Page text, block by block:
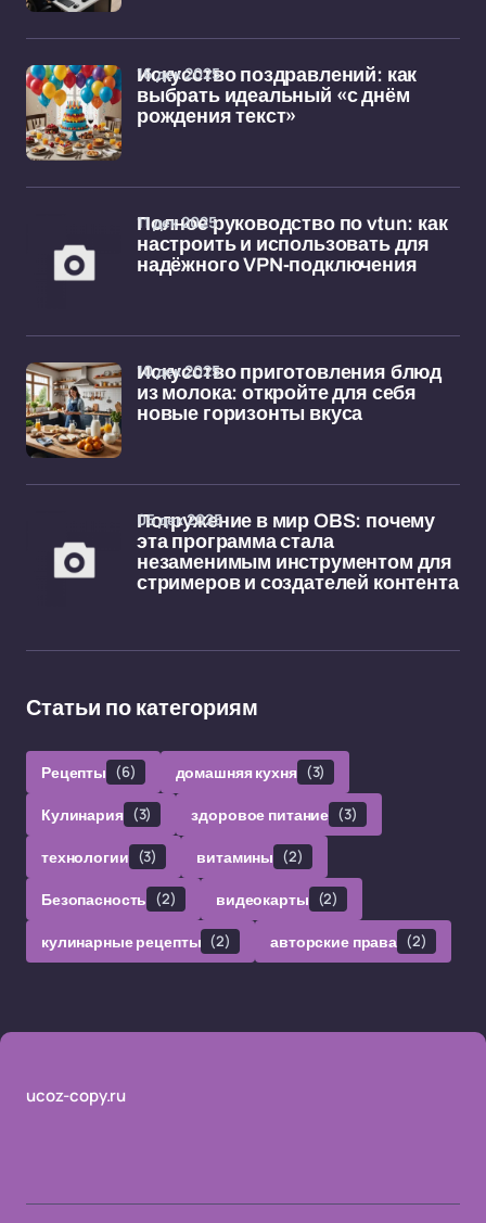
Искусство поздравлений: как
выбрать идеальный «с днём
рождения текст»
16 дек 2025
Полное руководство по vtun: как
настроить и использовать для
надёжного VPN-подключения
11 дек 2025
Искусство приготовления блюд
из молока: откройте для себя
новые горизонты вкуса
10 дек 2025
Погружение в мир OBS: почему
эта программа стала
незаменимым инструментом для
стримеров и создателей контента
05 дек 2025
Статьи по категориям
Рецепты (6) домашняя кухня (3)
Кулинария (3) здоровое питание (3)
технологии (3) витамины (2)
Безопасность (2) видеокарты (2)
кулинарные рецепты (2) авторские права (2)
ucoz-copy.ru